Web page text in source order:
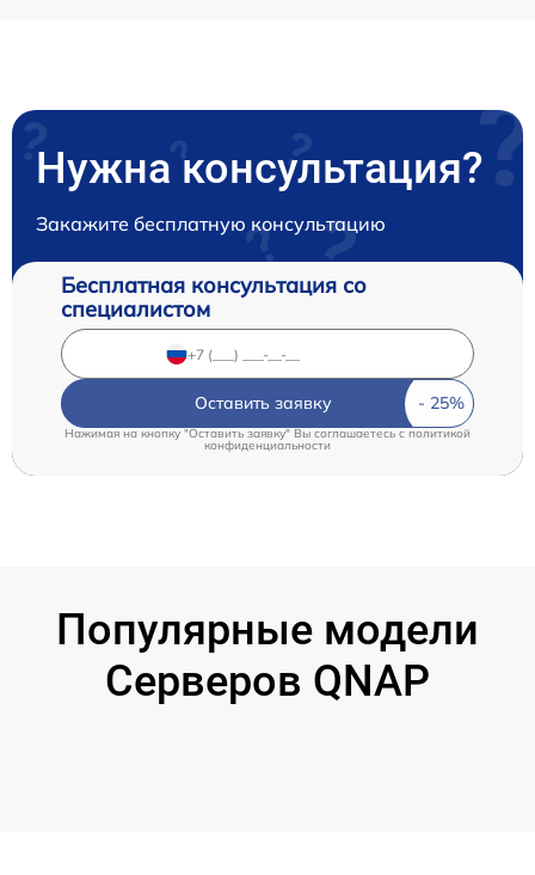
Нужна консультация?
Закажите бесплатную консультацию
Бесплатная консультация со
специалистом
Оставить заявку
Нажимая на кнопку "Оставить заявку" Вы соглашаетесь cполитикой
конфиденциальности
Популярные модели
Серверов QNAP